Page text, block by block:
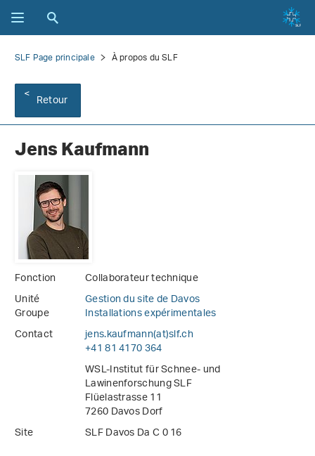
SLF Page principale À propos du SLF
Retour
Jens Kaufmann
Fonction
Collaborateur technique
Unité
Gestion du site de Davos
Groupe
Installations expérimentales
Contact
jens.kaufmann(at)slf.ch
+41 81 4170 364
WSL-Institut für Schnee- und
Lawinenforschung SLF
Flüelastrasse 11
7260 Davos Dorf
Site
SLF Davos Da C 0 16